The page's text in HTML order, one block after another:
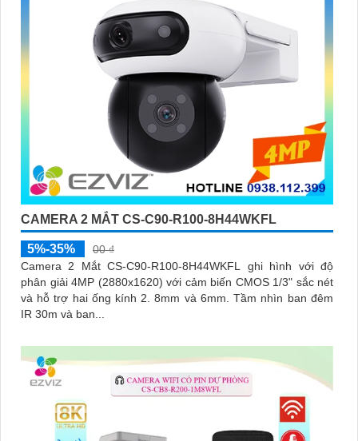
CAMERA 2 MẮT CS-C90-R100-8H44WKFL
5%-35%
00 ₫
Camera 2 Mắt CS-C90-R100-8H44WKFL ghi hình với độ
phân giải 4MP (2880x1620) với cảm biến CMOS 1/3" sắc nét
và hỗ trợ hai ống kính 2. 8mm và 6mm. Tầm nhìn ban đêm
IR 30m và ban...